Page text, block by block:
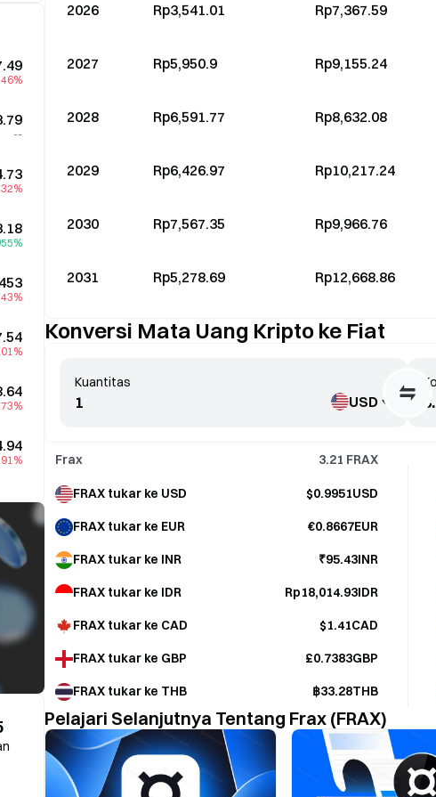
--
2026 Rp3,541.01 Rp7,367.59
2027 Rp5,950.9 Rp9,155.24
2028 Rp6,591.77 Rp8,632.08
2029 Rp6,426.97 Rp10,217.24
2030 Rp7,567.35 Rp9,966.76
2031 Rp5,278.69 Rp12,668.86
Konversi Mata Uang Kripto ke Fiat
Kuantitas
USD
Frax 3.21 FRAX
FRAX tukar ke USD $0.9951USD
FRAX tukar ke EUR €0.8667EUR
FRAX tukar ke INR ₹95.43INR
FRAX tukar ke IDR Rp18,014.93IDR
FRAX tukar ke CAD $1.41CAD
FRAX tukar ke GBP £0.7383GBP
FRAX tukar ke THB ฿33.28THB
Pelajari Selanjutnya Tentang Frax (FRAX)